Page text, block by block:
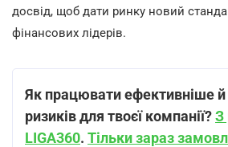
досвід, щоб дати ринку новий
фінансових лідерів.
Як працювати ефективніше й
ризиків для твоєї компанії?З
LIGA360. Тільки зараз